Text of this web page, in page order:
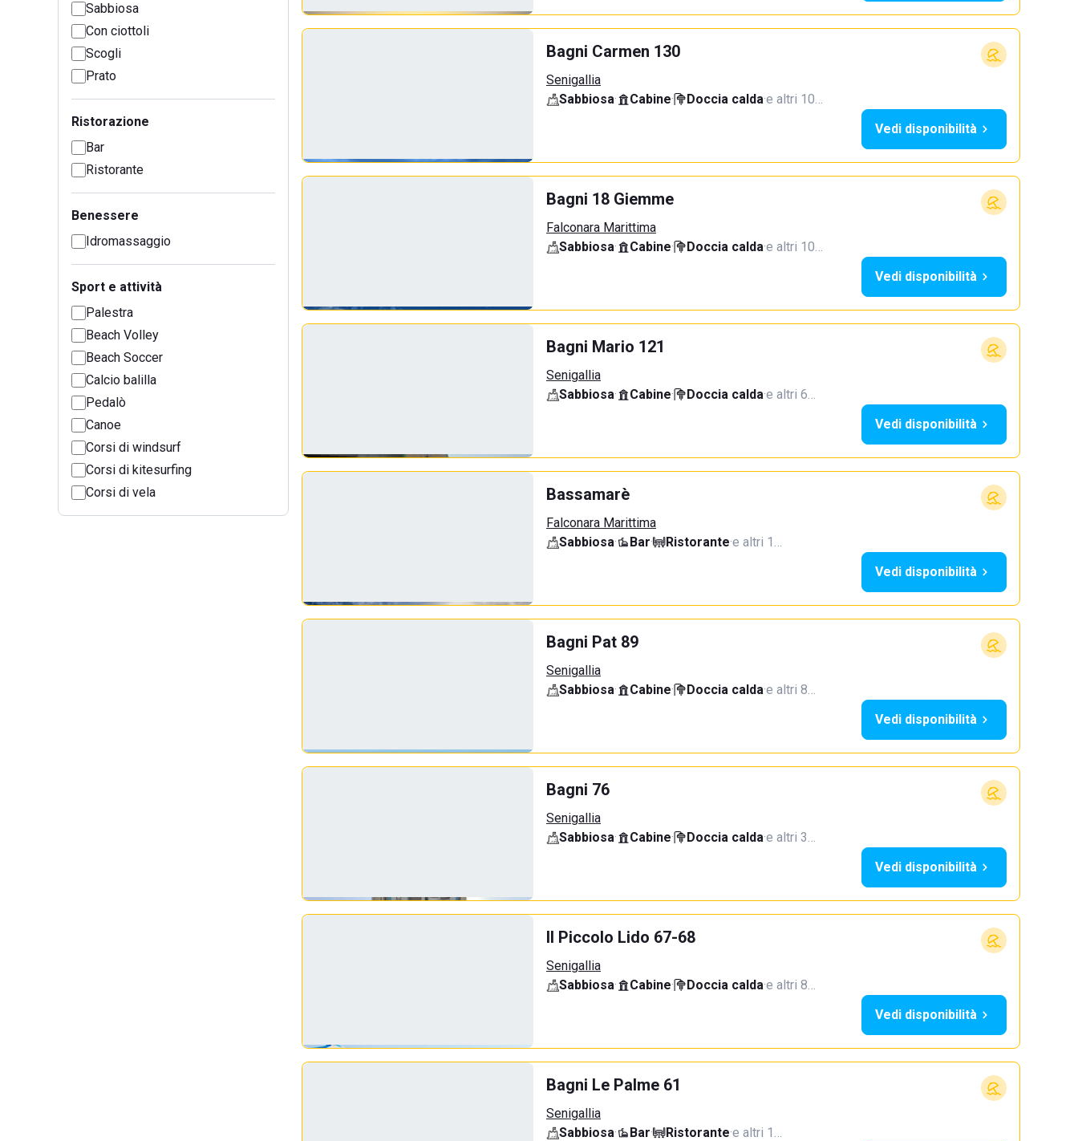
Sabbiosa
Con ciottoli
Scogli
Prato
Ristorazione
Bar
Ristorante
Benessere
Idromassaggio
Sport e attività
Palestra
Beach Volley
Beach Soccer
Calcio balilla
Pedalò
Canoe
Corsi di windsurf
Corsi di kitesurfing
Corsi di vela
Bagni Carmen 130
Senigallia
Sabbiosa· Cabine· Doccia calda·e altri 10…
Vedi disponibilità
Bagni 18 Giemme
Falconara Marittima
Sabbiosa· Cabine· Doccia calda·e altri 10…
Vedi disponibilità
Bagni Mario 121
Senigallia
Sabbiosa· Cabine· Doccia calda·e altri 6…
Vedi disponibilità
Bassamarè
Falconara Marittima
Sabbiosa· Bar· Ristorante·e altri 1…
Vedi disponibilità
Bagni Pat 89
Senigallia
Sabbiosa· Cabine· Doccia calda·e altri 8…
Vedi disponibilità
Bagni 76
Senigallia
Sabbiosa· Cabine· Doccia calda·e altri 3…
Vedi disponibilità
Il Piccolo Lido 67-68
Senigallia
Sabbiosa· Cabine· Doccia calda·e altri 8…
Vedi disponibilità
Bagni Le Palme 61
Senigallia
Sabbiosa· Bar· Ristorante·e altri 1…